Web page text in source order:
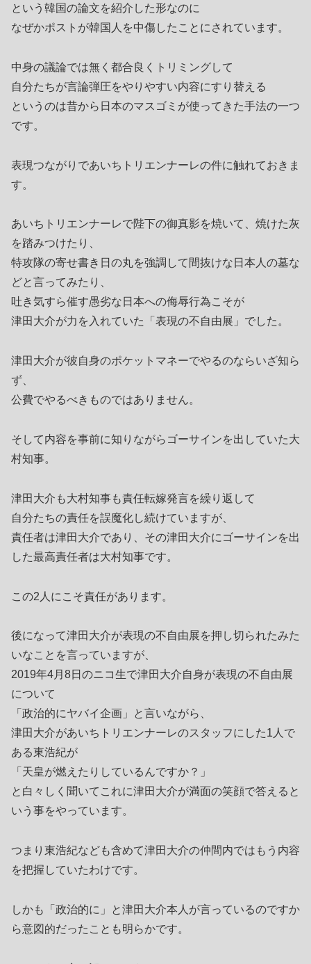
という韓国の論文を紹介した形なのに
なぜかポストが韓国人を中傷したことにされています。
中身の議論では無く都合良くトリミングして
自分たちが言論弾圧をやりやすい内容にすり替える
というのは昔から日本のマスゴミが使ってきた手法の一つ
です。
表現つながりであいちトリエンナーレの件に触れておきま
す。
あいちトリエンナーレで陛下の御真影を焼いて、焼けた灰
を踏みつけたり、
特攻隊の寄せ書き日の丸を強調して間抜けな日本人の墓な
どと言ってみたり、
吐き気すら催す愚劣な日本への侮辱行為こそが
津田大介が力を入れていた「表現の不自由展」でした。
津田大介が彼自身のポケットマネーでやるのならいざ知ら
ず、
公費でやるべきものではありません。
そして内容を事前に知りながらゴーサインを出していた大
村知事。
津田大介も大村知事も責任転嫁発言を繰り返して
自分たちの責任を誤魔化し続けていますが、
責任者は津田大介であり、その津田大介にゴーサインを出
した最高責任者は大村知事です。
この2人にこそ責任があります。
後になって津田大介が表現の不自由展を押し切られたみた
いなことを言っていますが、
2019年4月8日のニコ生で津田大介自身が表現の不自由展
について
「政治的にヤバイ企画」と言いながら、
津田大介があいちトリエンナーレのスタッフにした1人で
ある東浩紀が
「天皇が燃えたりしているんですか？」
と白々しく聞いてこれに津田大介が満面の笑顔で答えると
いう事をやっています。
つまり東浩紀なども含めて津田大介の仲間内ではもう内容
を把握していたわけです。
しかも「政治的に」と津田大介本人が言っているのですか
ら意図的だったことも明らかです。